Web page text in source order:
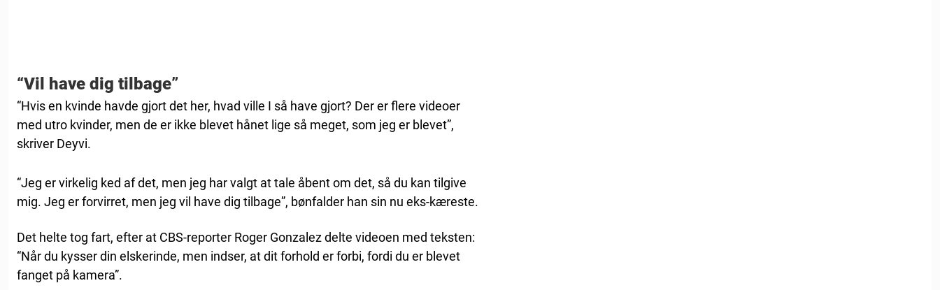
“Vil have dig tilbage”
“Hvis en kvinde havde gjort det her, hvad ville I så have gjort? Der er flere videoer
med utro kvinder, men de er ikke blevet hånet lige så meget, som jeg er blevet”,
skriver Deyvi.
“Jeg er virkelig ked af det, men jeg har valgt at tale åbent om det, så du kan tilgive
mig. Jeg er forvirret, men jeg vil have dig tilbage”, bønfalder han sin nu eks-kæreste.
Det helte tog fart, efter at CBS-reporter Roger Gonzalez delte videoen med teksten:
“Når du kysser din elskerinde, men indser, at dit forhold er forbi, fordi du er blevet
fanget på kamera”.